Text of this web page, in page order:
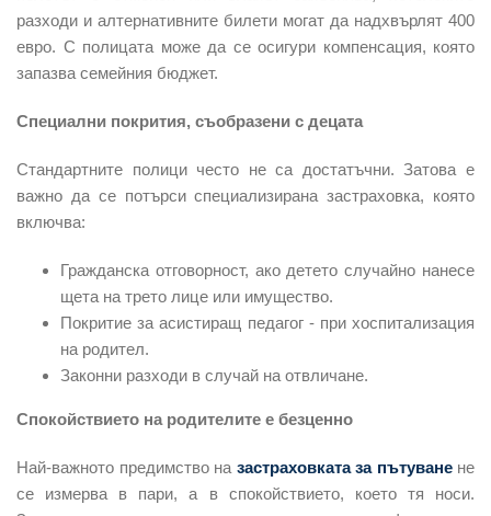
разходи и алтернативните билети могат да надхвърлят 400
евро. С полицата може да се осигури компенсация, която
запазва семейния бюджет.
Специални покрития, съобразени с децата
Стандартните полици често не са достатъчни. Затова е
важно да се потърси специализирана застраховка, която
включва:
Гражданска отговорност, ако детето случайно нанесе
щета на трето лице или имущество.
Покритие за асистиращ педагог - при хоспитализация
на родител.
Законни разходи в случай на отвличане.
Спокойствието на родителите е безценно
Най-важното предимство на застраховката за пътуванене
се измерва в пари, а в спокойствието, което тя носи.